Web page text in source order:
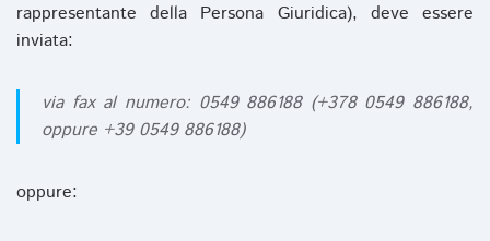
rappresentante della Persona Giuridica), deve essere
inviata:
via fax al numero: 0549 886188 (+378 0549 886188,
oppure +39 0549 886188)
oppure: